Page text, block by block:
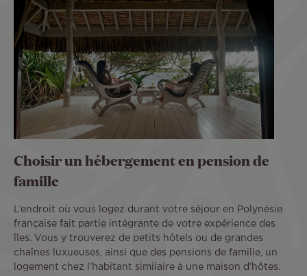
Choisir un hébergement en pension de
famille
L’endroit où vous logez durant votre séjour en Polynésie
française fait partie intégrante de votre expérience des
îles. Vous y trouverez de petits hôtels ou de grandes
chaînes luxueuses, ainsi que des pensions de famille, un
logement chez l’habitant similaire à une maison d’hôtes.